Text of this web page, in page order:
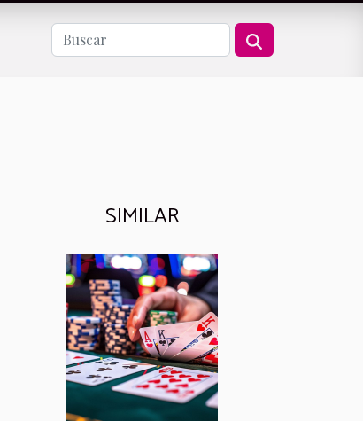
SIMILAR